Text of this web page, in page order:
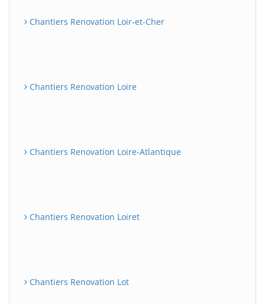
Chantiers Renovation Loir-et-Cher
Chantiers Renovation Loire
Chantiers Renovation Loire-Atlantique
Chantiers Renovation Loiret
Chantiers Renovation Lot